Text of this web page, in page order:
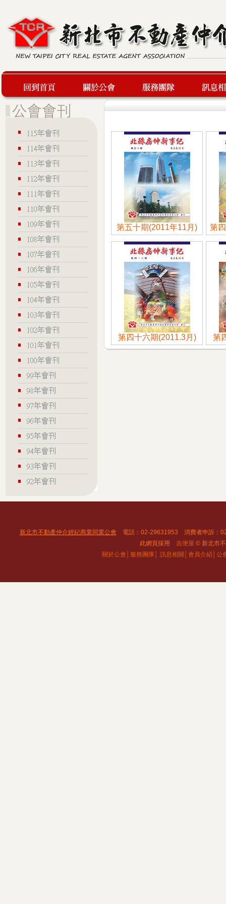
第五十期(2011年11月) 第
第四十六期(2011.3月) 第
新北市不動產仲介經紀商業同業公會 電話：02-29631953 消費者申訴：
此網頁採用 吉便屋 © 新北市
關於公會│ 服務團隊│ 訊息相關│ 會員介紹│ 公